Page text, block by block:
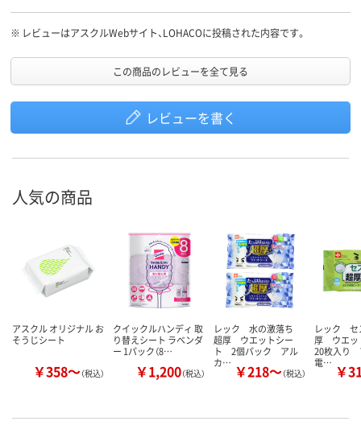
※ レビューはアスクルWebサイト、LOHACOに投稿された内容です。
この商品のレビューを全て見る
レビューを書く
人気の商品
アスクル オリジナル お
そうじシート
￥358～（税込）
クイックルハンディ 取
り替えシート ラベンダ
ー 1パック（8…
￥1,200（税込）
レック 水の激落ち
超厚 ウエットシー
ト 2個パック アル
カ… ￥218～（税込）
レック
厚 ウエ
20枚入り
電… ￥